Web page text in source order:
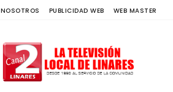
NOSOTROS PUBLICIDAD WEB WEB MASTER